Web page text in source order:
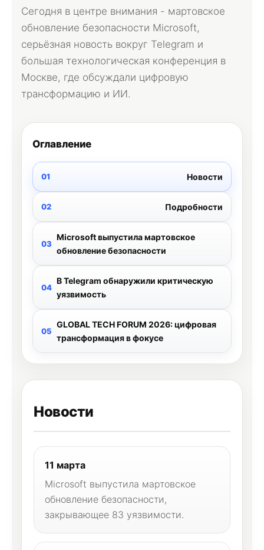
Сегодня в центре внимания - мартовское
обновление безопасности Microsoft,
серьёзная новость вокруг Telegram и
большая технологическая конференция в
Москве, где обсуждали цифровую
трансформацию и ИИ.
Оглавление
Новости
Подробности
Microsoft выпустила мартовское
обновление безопасности
В Telegram обнаружили критическую
уязвимость
GLOBAL TECH FORUM 2026: цифровая
трансформация в фокусе
Новости
11 марта
Microsoft выпустила мартовское
обновление безопасности,
закрывающее 83 уязвимости.